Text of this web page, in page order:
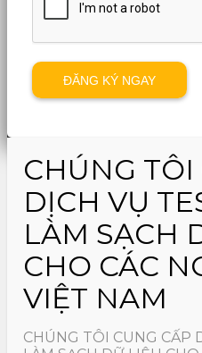
CHÚNG
DỊCH VỤ
LÀM SẠCH
CHO CÁC
VIỆT NAM
CHÚNG TÔI CUNG CẤP